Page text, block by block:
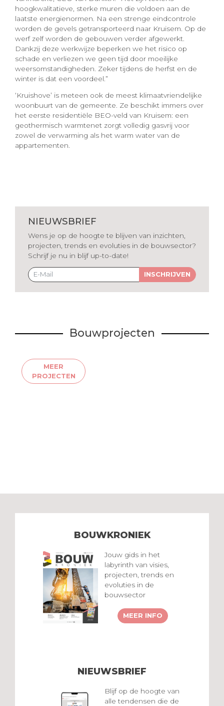
hoogkwalitatieve, sterke muren die voldoen aan de
laatste energienormen. Na een strenge eindcontrole
worden de gevels getransporteerd naar Kruisem. Op de
werf zelf worden de gebouwen verder afgewerkt.
Dankzij deze werkwijze beperken we het risico op
schade en verliezen we geen tijd door moeilijke
weersomstandigheden. Zeker tijdens de herfst en de
winter is dat een voordeel.”
‘Kruishove’ is meteen ook de meest klimaatvriendelijke
woonbuurt van de gemeente. Ze beschikt immers over
het eerste residentiële BEO-veld van Kruisem: een
geothermisch warmtenet zorgt volledig gasvrij voor
zowel de verwarming als het warm water van de
appartementen.
NIEUWSBRIEF
Wens je op de hoogte te blijven van inzichten,
projecten, trends en evoluties in de bouwsector?
Schrijf je nu in blijf up-to-date!
INSCHRIJVEN
Bouwprojecten
MEER
PROJECTEN
BOUWKRONIEK
Jouw gids in het
labyrinth van visies,
projecten, trends en
evoluties in de
bouwsector
MEER INFO
NIEUWSBRIEF
Blijf op de hoogte van
alle tendensen die de